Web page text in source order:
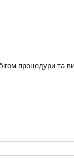
процедури та